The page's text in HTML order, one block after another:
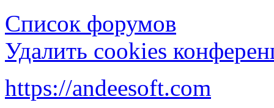
Список форумов
Удалить cookies
https://andeesoft.com